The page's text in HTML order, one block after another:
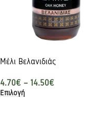
Μέλι Βελανιδιάς
4.70€ – 14.50€
Επιλογή